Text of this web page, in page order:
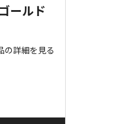
ールド
の詳細を見る